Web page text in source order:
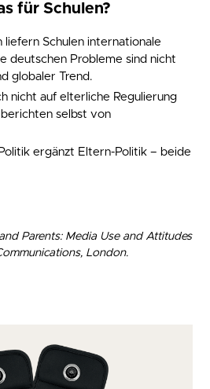
für Schulen?
liefern Schulen internationale
deutschen Probleme sind nicht
globaler Trend.
nicht auf elterliche Regulierung
selbst von
ergänzt Eltern-Politik – beide
Parents: Media Use and Attitudes
London.